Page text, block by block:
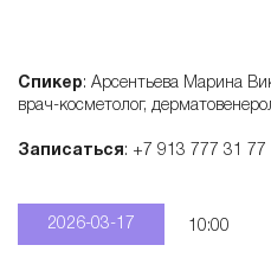
Спикер: Арсентьева Марина
врач-косметолог,
Записаться: +7 913 777 31 77
2026-03-17 10:00